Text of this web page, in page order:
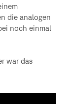
die analogen
noch einmal
war das